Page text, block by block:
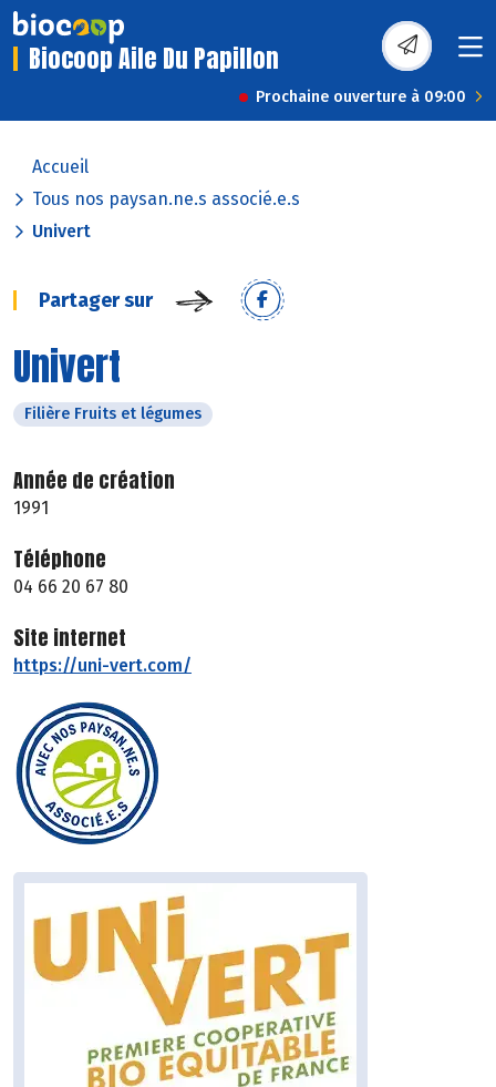
Biocoop Aile Du Papillon
Prochaine ouverture à 09:00
Accueil
Tous nos paysan.ne.s associé.e.s
Univert
Partager sur
Univert
Filière Fruits et légumes
Année de création
1991
Téléphone
04 66 20 67 80
Site internet
https://uni-vert.com/